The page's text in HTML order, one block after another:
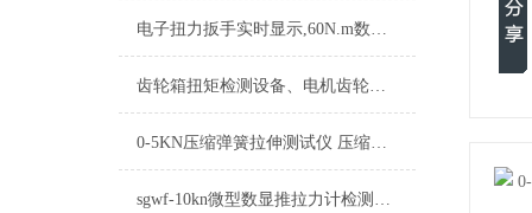
电子扭力扳手实时显示,60N.m数据保存扭力扳手,便携式扭力扳手好用
齿轮箱扭矩检测设备、电机齿轮动态扭力测量仪、数字显示功率扭矩测试仪价格
0-5KN压缩弹簧拉伸测试仪 压缩弹簧拉力测量仪 压缩弹簧推拉力检测设备品牌
sgwf-10kn微型数显推拉力计检测焊接压力用